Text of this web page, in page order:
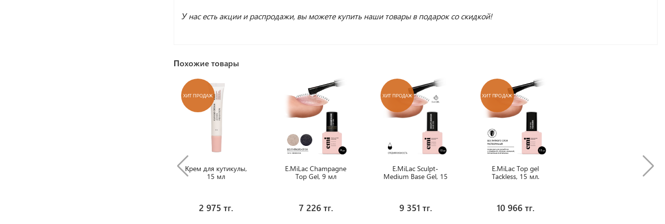
У нас есть акции и распродажи, вы можете купить наши товары в подарок со скидкой!
Похожие товары
ХИТ ПРОДАЖ
Крем для кутикулы,
15 мл
2 975 тг.
E.MiLac Champagne
Top Gel, 9 мл
7 226 тг.
ХИТ ПРОДАЖ
E.MiLac Sculpt-
Medium Base Gel, 15
9 351 тг.
ХИТ ПРОДАЖ
E.MiLac Top gel
Tackless, 15 мл.
10 966 тг.